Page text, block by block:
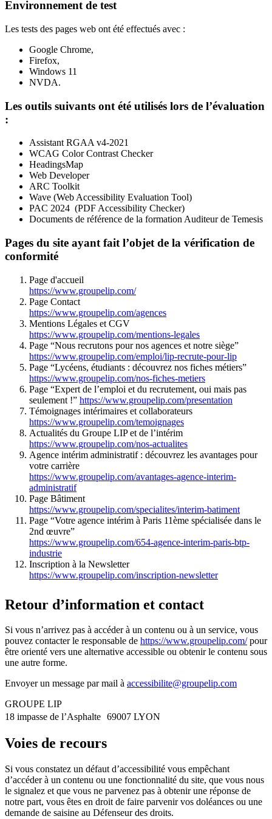
Environnement de test
Les tests des pages web ont été effectués avec :
Google Chrome,
Firefox,
Windows 11
NVDA.
Les outils suivants ont été utilisés lors de l’évaluation
:
Assistant RGAA v4-2021
WCAG Color Contrast Checker
HeadingsMap
Web Developer
ARC Toolkit
Wave (Web Accessibility Evaluation Tool)
PAC 2024 (PDF Accessibility Checker)
Documents de référence de la formation Auditeur de Temesis
Pages du site ayant fait l’objet de la vérification de
conformité
Page d'accueil
https://www.groupelip.com/
Page Contact
https://www.groupelip.com/agences
Mentions Légales et CGV
https://www.groupelip.com/mentions-legales
Page “Nous recrutons pour nos agences et notre siège”
https://www.groupelip.com/emploi/lip-recrute-pour-lip
Page “Lycéens, étudiants : découvrez nos fiches métiers”
https://www.groupelip.com/nos-fiches-metiers
Page “Expert de l’emploi et du recrutement, oui mais pas
seulement !” https://www.groupelip.com/presentation
Témoignages intérimaires et collaborateurs
https://www.groupelip.com/temoignages
Actualités du Groupe LIP et de l’intérim
https://www.groupelip.com/nos-actualites
Agence intérim administratif : découvrez les avantages pour
votre carrière
https://www.groupelip.com/avantages-agence-interim-
administratif
Page Bâtiment
https://www.groupelip.com/specialites/interim-batiment
Page “Votre agence intérim à Paris 11ème spécialisée dans le
2nd œuvre”
https://www.groupelip.com/654-agence-interim-paris-btp-
industrie
Inscription à la Newsletter
https://www.groupelip.com/inscription-newsletter
Retour d’information et contact
Si vous n’arrivez pas à accéder à un contenu ou à un service, vous
pouvez contacter le responsable de ​​ https://www.groupelip.com/pour
être orienté vers une alternative accessible ou obtenir le contenu sous
une autre forme.
Envoyer un message par mail à accessibilite@groupelip.com
GROUPE LIP
18 impasse de l’Asphalte 69007 LYON
Voies de recours
Si vous constatez un défaut d’accessibilité vous empêchant
d’accéder à un contenu ou une fonctionnalité du site, que vous nous
le signalez et que vous ne parvenez pas à obtenir une réponse de
notre part, vous êtes en droit de faire parvenir vos doléances ou une
demande de saisine au Défenseur des droits.